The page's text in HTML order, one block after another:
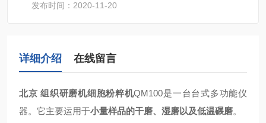
发布时间：2020-11-20
详细介绍 在线留言
北京 组织研磨机细胞粉粹机QM100是一台台式多功能仪
器。它主要运用于小量样品的干磨、湿磨以及低温碾磨。